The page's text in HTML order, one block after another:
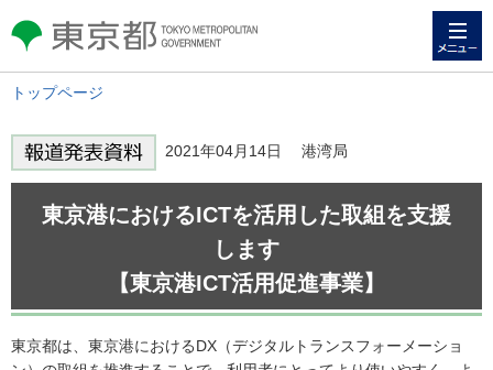
東京都 TOKYO METROPOLITAN
GOVERNMENT
トップページ
2021年04月14日 港湾局
東京港におけるICTを活用した取組を支援
します
【東京港ICT活用促進事業】
東京都は、東京港におけるDX（デジタルトランスフォーメーショ